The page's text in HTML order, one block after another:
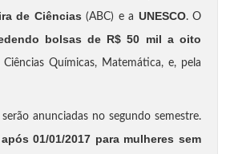
de Ciências (ABC) e a UNESCO. O
bolsas de R$ 50 mil a oito
Químicas, Matemática, e, pela
anunciadas no segundo semestre.
01/01/2017 para mulheres sem